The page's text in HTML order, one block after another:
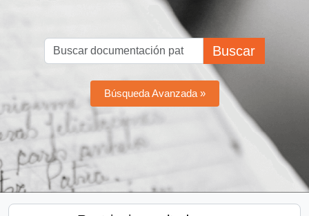
Buscar
Búsqueda Avanzada »